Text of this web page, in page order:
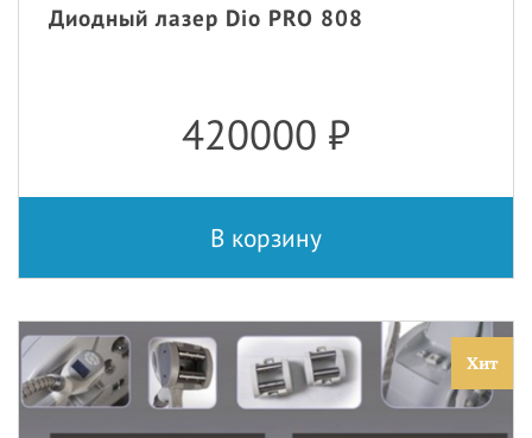
Диодный лазер Dio PRO 808
420000 ₽
В корзину
Хит